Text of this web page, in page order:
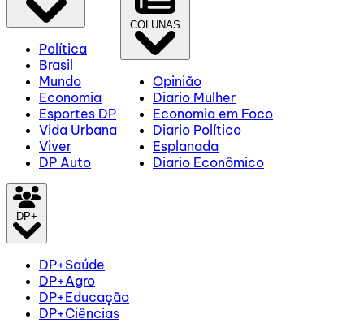
Política
Brasil
Mundo
Economia
Esportes DP
Vida Urbana
Viver
DP Auto
COLUNAS
Opinião
Diario Mulher
Economia em Foco
Diario Político
Esplanada
Diario Econômico
DP+
DP+Saúde
DP+Agro
DP+Educação
DP+Ciências